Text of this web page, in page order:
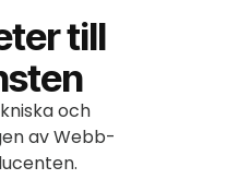
till
och
av Webb-